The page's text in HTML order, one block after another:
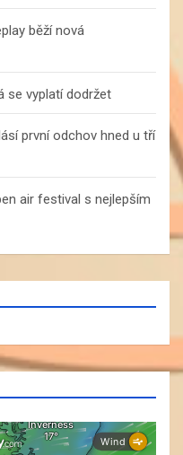
běží nová
se vyplatí dodržet
první odchov hned u tří
air festival s nejlepším